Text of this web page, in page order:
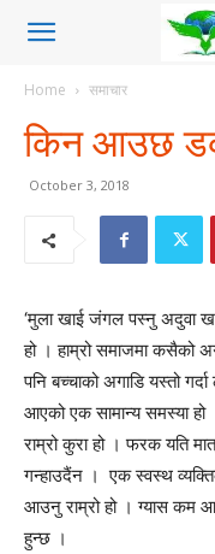
Home समाचार
किन आउछ
October 3, 2018
‘मुला खाई जंगल पस्नु अदुवा
हो । हाम्रो समाजमा कसैको
पनि बच्चाको अगाडि यस्तो
आएको एक सामान्य समस्या
राम्रो कुरा हो । फरक यति
गन्हाउदैंन । एक स्वस्थ
आउनु राम्रो हो । ग्यास कम
हुन्छ ।